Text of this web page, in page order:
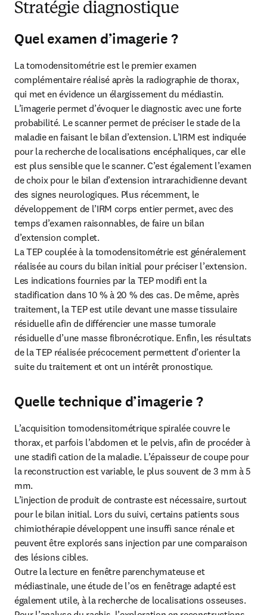
Stratégie diagnostique
Quel examen d’imagerie ?
La tomodensitométrie est le premier examen
complémentaire réalisé après la radiographie de thorax,
qui met en évidence un élargissement du médiastin.
L’imagerie permet d’évoquer le diagnostic avec une forte
probabilité. Le scanner permet de préciser le stade de la
maladie en faisant le bilan d’extension. L’IRM est indiquée
pour la recherche de localisations encéphaliques, car elle
est plus sensible que le scanner. C’est également l’examen
de choix pour le bilan d’extension intrarachidienne devant
des signes neurologiques. Plus récemment, le
développement de l’IRM corps entier permet, avec des
temps d’examen raisonnables, de faire un bilan
d’extension complet.
La TEP couplée à la tomodensitométrie est généralement
réalisée au cours du bilan initial pour préciser l’extension.
Les indications fournies par la TEP modifi ent la
stadification dans 10 % à 20 % des cas. De même, après
traitement, la TEP est utile devant une masse tissulaire
résiduelle afin de différencier une masse tumorale
résiduelle d’une masse fibronécrotique. Enfin, les résultats
de la TEP réalisée précocement permettent d’orienter la
suite du traitement et ont un intérêt pronostique.
Quelle technique d’imagerie ?
L’acquisition tomodensitométrique spiralée couvre le
thorax, et parfois l’abdomen et le pelvis, afin de procéder à
une stadifi cation de la maladie. L’épaisseur de coupe pour
la reconstruction est variable, le plus souvent de 3 mm à 5
mm.
L’injection de produit de contraste est nécessaire, surtout
pour le bilan initial. Lors du suivi, certains patients sous
chimiothérapie développent une insuffi sance rénale et
peuvent être explorés sans injection par une comparaison
des lésions cibles.
Outre la lecture en fenêtre parenchymateuse et
médiastinale, une étude de l’os en fenêtrage adapté est
également utile, à la recherche de localisations osseuses.